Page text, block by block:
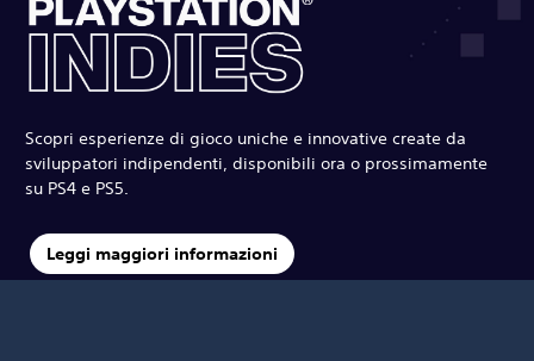
Scopri esperienze di gioco uniche e innovative create da
sviluppatori indipendenti, disponibili ora o prossimamente
su PS4 e PS5.
Leggi maggiori informazioni